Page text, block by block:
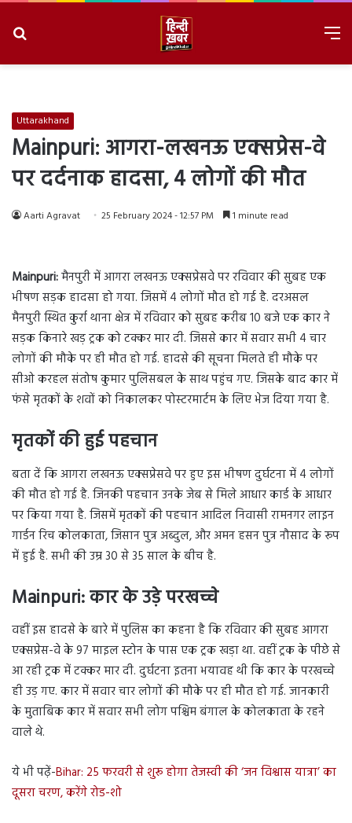
Uttarakhand
Mainpuri: आगरा-लखनऊ एक्सप्रेस-वे
पर दर्दनाक हादसा, 4 लोगों की मौत
Aarti Agravat 25 February 2024 - 12:57 PM 1 minute read
Mainpuri:मैनपुरी में आगरा लखनऊ एक्सप्रेसवे पर रविवार की सुबह एक
भीषण सड़क हादसा हो गया. जिसमें 4 लोगों मौत हो गई है. दरअसल
मैनपुरी स्थित कुर्रा थाना क्षेत्र में रविवार को सुबह करीब 10 बजे एक कार ने
सड़क किनारे खड़ ट्रक को टक्कर मार दी. जिससे कार में सवार सभी 4 चार
लोगों की मौके पर ही मौत हो गई. हादसे की सूचना मिलते ही मौके पर
सीओ करहल संतोष कुमार पुलिसबल के साथ पहुंच गए. जिसके बाद कार में
फंसे मृतकों के शवों को निकालकर पोस्टरमार्टम के लिए भेज दिया गया है.
मृतकों की हुई पहचान
बता दें कि आगरा लखनऊ एक्सप्रेसवे पर हुए इस भीषण दुर्घटना में 4 लोगों
की मौत हो गई है. जिनकी पहचान उनके जेब से मिले आधार कार्ड के आधार
पर किया गया है. जिसमें मृतकों की पहचान आदिल निवासी रामनगर लाइन
गार्डन रिच कोलकाता, जिसान पुत्र अब्दुल, और अमन हसन पुत्र नौसाद के रूप
में हुई है. सभी की उम्र 30 से 35 साल के बीच है.
Mainpuri:कार के उड़े परखच्चे
वहीं इस हादसे के बारे में पुलिस का कहना है कि रविवार की सुबह आगरा
एक्सप्रेस-वे के 97 माइल स्टोन के पास एक ट्रक खड़ा था. वहीं ट्रक के पीछे से
आ रही ट्रक में टक्कर मार दी. दुर्घटना इतना भयावह थी कि कार के परखच्चे
ही उड़ गए. कार में सवार चार लोगों की मौके पर ही मौत हो गई. जानकारी
के मुताबिक कार में सवार सभी लोग पश्चिम बंगाल के कोलकाता के रहने
वाले थे.
ये भी पढ़ें-Bihar: 25 फरवरी से शुरू होगा तेजस्वी की ‘जन विश्वास यात्रा’ का
दूसरा चरण, करेंगे रोड-शो